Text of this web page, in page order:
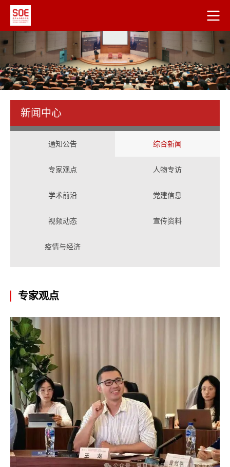
新闻中心
通知公告 综合新闻
专家观点 人物专访
学术前沿 党建信息
视频动态 宣传资料
疫情与经济
专家观点